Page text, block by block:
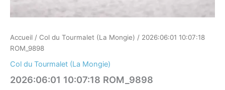
Accueil / Col du Tourmalet (La Mongie) / 2026:06:01 10:07:18
ROM_9898
Col du Tourmalet (La Mongie)
2026:06:01 10:07:18 ROM_9898